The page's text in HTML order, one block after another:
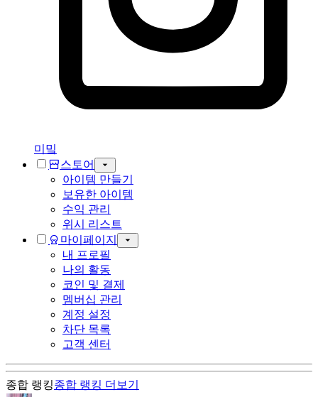
미밐
스토어
아이템 만들기
보유한 아이템
수익 관리
위시 리스트
마이페이지
내 프로필
나의 활동
코인 및 결제
멤버십 관리
계정 설정
차단 목록
고객 센터
종합 랭킹종합 랭킹 더보기